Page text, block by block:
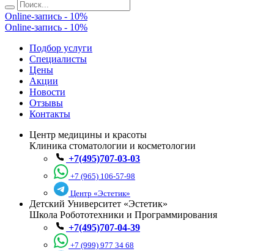
🧴Месяц красоты в косметологии
🔥Скидки на популярные процедуры
💆‍♀️Лазер, RF-лифтинг, пилинги и уход
⚡Удаление волос, новообразований
До 31 августа!
Смотреть все акции
Online-запись - 10%
Online-запись - 10%
Подбор услуги
Специалисты
Цены
Акции
Новости
Отзывы
Контакты
Центр медицины и красоты
Клиника стоматологии и косметологии
+7(495)707-03-03
+7 (965) 106-57-98
Центр «Эстетик»
Детский Университет «Эстетик»
Школа Робототехники и Программирования
+7(495)707-04-39
+7 (999) 977 34 68